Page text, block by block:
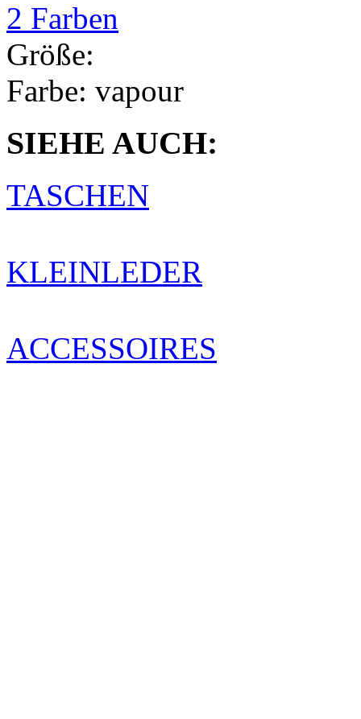
2 Farben
Größe:
Farbe: vapour
SIEHE AUCH:
TASCHEN
KLEINLEDER
ACCESSOIRES